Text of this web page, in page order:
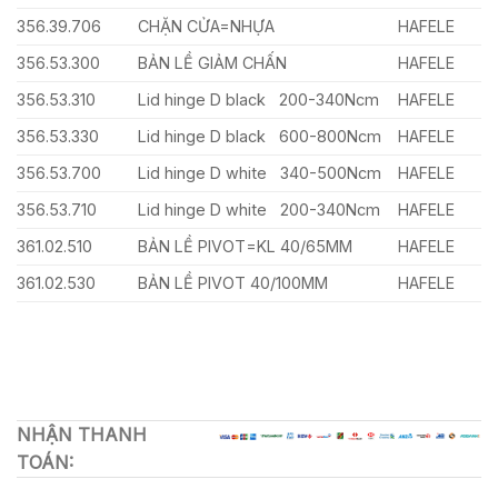
356.39.706
CHẶN CỬA=NHỰA
HAFELE
356.53.300
BẢN LỀ GIẢM CHẤN
HAFELE
356.53.310
Lid hinge D black 200-340Ncm
HAFELE
356.53.330
Lid hinge D black 600-800Ncm
HAFELE
356.53.700
Lid hinge D white 340-500Ncm
HAFELE
356.53.710
Lid hinge D white 200-340Ncm
HAFELE
361.02.510
BẢN LỀ PIVOT=KL 40/65MM
HAFELE
361.02.530
BẢN LỀ PIVOT 40/100MM HAFELE
NHẬN THANH
TOÁN: